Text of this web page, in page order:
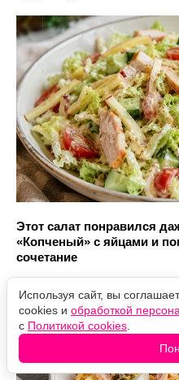
Этот салат понравился
«Копченый» с яйцами и
сочетание
Используя сайт, вы
cookies и обработкой
с Политикой cookies